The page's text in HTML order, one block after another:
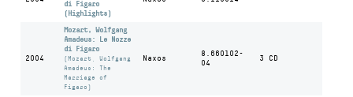
di Figaro
(Highlights)
2004
Mozart, Wolfgang
Amadeus: Le Nozze
di Figaro
(Mozart, Wolfgang
Amadeus: The
Marriage of
Figaro)
Naxos
8.660102-
04
3 CD